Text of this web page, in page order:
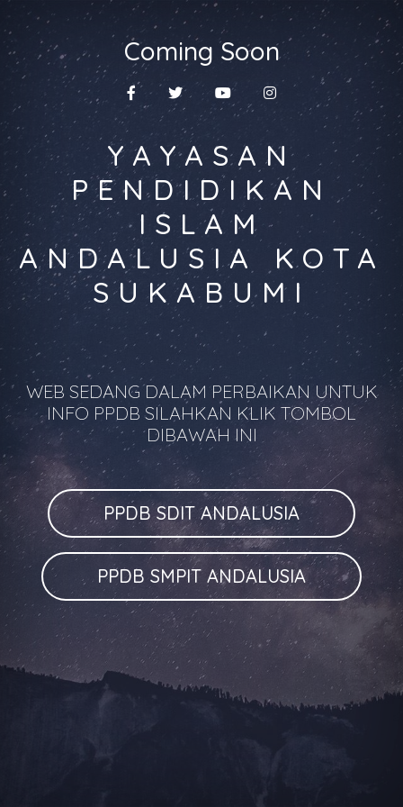
Coming Soon
YAYASAN
PENDIDIKAN
ISLAM
ANDALUSIA KOTA
SUKABUMI
WEB SEDANG DALAM PERBAIKAN UNTUK
INFO PPDB SILAHKAN KLIK TOMBOL
DIBAWAH INI
PPDB SDIT ANDALUSIA
PPDB SMPIT ANDALUSIA